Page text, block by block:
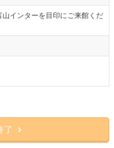
インターを目印にご来館くだ
了